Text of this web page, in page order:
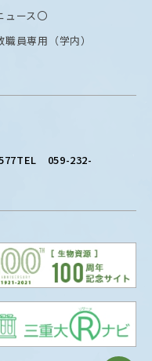
TEL 059-232-
ュース〇
職員専用（学内）